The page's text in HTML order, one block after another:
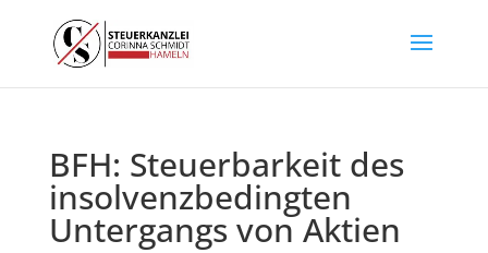
BFH: Steuerbarkeit des
insolvenzbedingten
Untergangs von Aktien